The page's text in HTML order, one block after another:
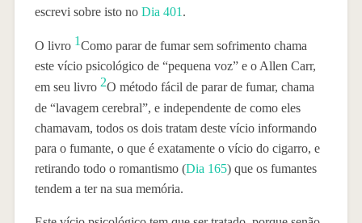
escrevi sobre isto no Dia 401 .
O livro 1Como parar de fumar sem sofrimento chama
este vício psicológico de “pequena voz” e o Allen Carr,
em seu livro 2O método fácil de parar de fumar, chama
de “lavagem cerebral”, e independente de como eles
chamavam, todos os dois tratam deste vício informando
para o fumante, o que é exatamente o vício do cigarro, e
retirando todo o romantismo (Dia 165) que os fumantes
tendem a ter na sua memória.